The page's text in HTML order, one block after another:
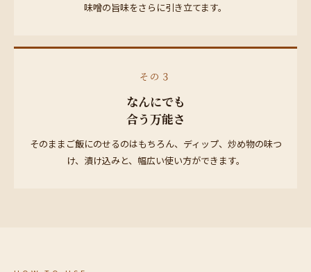
味噌の旨味をさらに引き立てます。
その３
なんにでも
合う万能さ
そのままご飯にのせるのはもちろん、ディップ、炒め物の味つ
け、漬け込みと、幅広い使い方ができます。